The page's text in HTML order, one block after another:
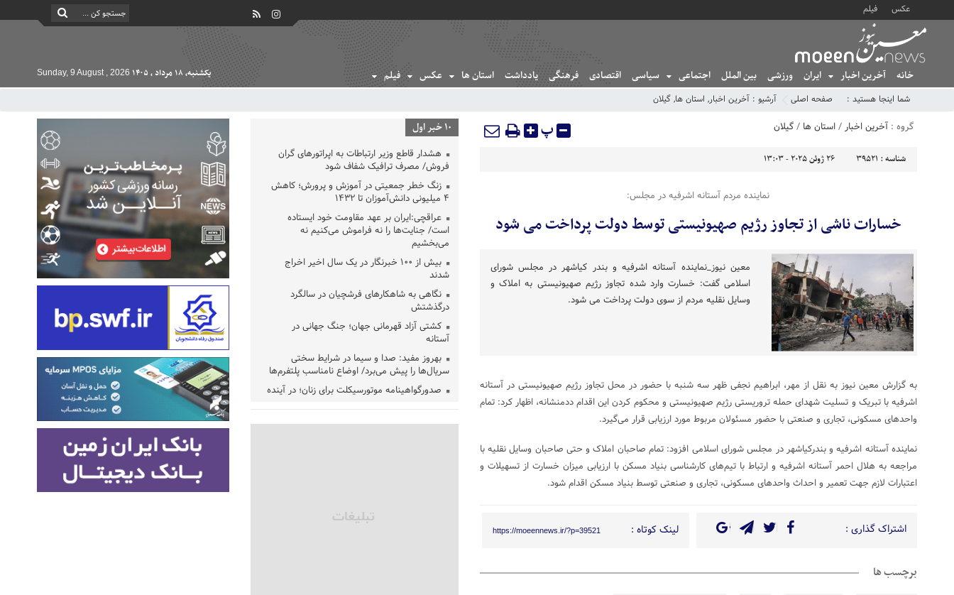
عکس فیلم
خانه آخرین اخبار ایران ورزشی بین الملل اجتماعی سیاسی اقتصادی فرهنگی یادداشت استان ها عکس فیلم یکشنبه, ۱۸ مرداد , ۱۴۰۵ Sunday, 9 August , 2026
شما اینجا هستید : صفحه اصلی آرشیو : آخرین اخبار, استان ها, گیلان
گروه : آخرین اخبار/استان ها /گیلان پ
شناسه : 39521 26 ژوئن 2025 - 13:03
نماینده مردم آستانه اشرفیه در مجلس:
خسارات ناشی از تجاوز رژیم صهیونیستی توسط دولت پرداخت می شود
معین نیوز_نماینده آستانه اشرفیه و بندر کیاشهر در مجلس شورای
اسلامی گفت: خسارت وارد شده تجاوز رژیم صهیونیستی به املاک و
وسایل نقلیه مردم از سوی دولت پرداخت می شود.
به گزارش معین نیوز به نقل از مهر، ابراهیم نجفی ظهر سه شنبه با حضور در محل تجاوز رژیم صهیونیستی در آستانه
اشرفیه با تبریک و تسلیت شهدای حمله تروریستی رژیم صهیونیستی و محکوم کردن این اقدام ددمنشانه، اظهار کرد: تمام
واحدهای مسکونی، تجاری و صنعتی با حضور مسئولان مربوط مورد ارزیابی قرار می‌گیرد.
نماینده آستانه اشرفیه و بندرکیاشهر در مجلس شورای اسلامی افزود: تمام صاحبان املاک و حتی صاحبان وسایل نقلیه با
مراجعه به هلال احمر آستانه اشرفیه و ارتباط با تیم‌های کارشناسی بنیاد مسکن با ارزیابی میزان خسارت از تسهیلات و
اعتبارات لازم جهت تعمیر و احداث واحدهای مسکونی، تجاری و صنعتی توسط بنیاد مسکن اقدام شود.
اشتراک گذاری : لینک کوتاه : https://moeennews.ir/?p=39521
برچسب ها
10 خبر اول
هشدار قاطع وزیر ارتباطات به اپراتورهای گران
فروش/ مصرف ترافیک شفاف شود
زنگ خطر جمعیتی در آموزش و پرورش؛ کاهش
۴ میلیونی دانش‌آموزان تا ۱۴۳۲
عراقچی:ایران بر عهد مقاومت خود ایستاده
است/ جنایت‌ها را نه فراموش می‌کنیم نه
می‌بخشیم
بیش از ۱۰۰ خبرنگار در یک سال اخیر اخراج
شدند
نگاهی به شاهکارهای فرشچیان در سالگرد
درگذشتش
کشتی آزاد قهرمانی جهان؛ جنگ جهانی در
آستانه
بهروز مفید: صدا و سیما در شرایط سختی
سریال‌ها را پیش می‌برد/ اوضاع نامناسب پلتفرم‌ها
صدورگواهینامه موتورسیکلت برای زنان؛ در آینده
استاندار گیلان خواستار بررسی دقیق کنوانسیون
هشدار معاون وظیفه عمومی گیلان به سربازان